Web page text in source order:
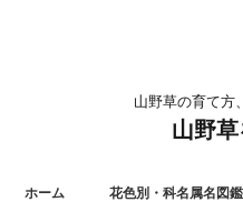
山野草の育て方
山野
ホーム 花色別・科名属名図鑑